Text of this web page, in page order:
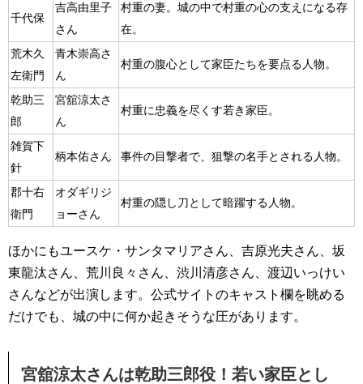
千代保
吉高由里子
さん
村重の妻。城の中で村重の心の支えになる存
在。
荒木久
左衛門
青木崇高さ
ん
村重の腹心として家臣たちを要点る人物。
乾助三
郎
宮舘涼太さ
ん
村重に忠義を尽くす若き家臣。
雑賀下
針
柄本佑さん 事件の目撃者で、狙撃の名手とされる人物。
郡十右
衛門
オダギリジ
ョーさん
村重の隠し刀として暗躍する人物。
ほかにもユースケ・サンタマリアさん、吉原光夫さん、坂
東龍汰さん、荒川良々さん、渋川清彦さん、渡辺いっけい
さんなどが出演します。公式サイトのキャスト欄を眺める
だけでも、城の中に何か起きそうな圧があります。
宮舘涼太さんは乾助三郎役！若い家臣とし